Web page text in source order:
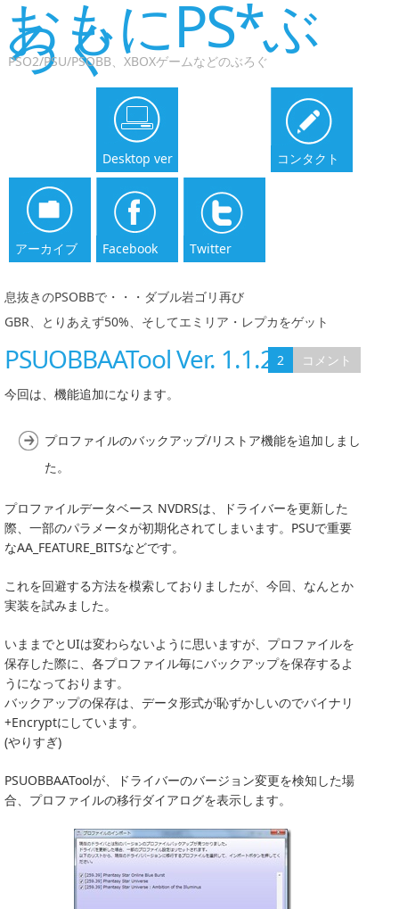
おもにPS*ぶ
ろぐ
PSO2/PSU/PSOBB、XBOXゲームなどのぶろぐ
Desktop ver コンタクト
アーカイブ Facebook Twitter
息抜きのPSOBBで・・・ダブル岩ゴリ再び
GBR、とりあえず50%、そしてエミリア・レプカをゲット
PSUOBBAATool Ver. 1.1.29
2
コメント
今回は、機能追加になります。
プロファイルのバックアップ/リストア機能を追加しまし
た。
プロファイルデータベース NVDRSは、ドライバーを更新した
際、一部のパラメータが初期化されてしまいます。PSUで重要
なAA_FEATURE_BITSなどです。
これを回避する方法を模索しておりましたが、今回、なんとか
実装を試みました。
いままでとUIは変わらないように思いますが、プロファイルを
保存した際に、各プロファイル毎にバックアップを保存するよ
うになっております。
バックアップの保存は、データ形式が恥ずかしいのでバイナリ
+Encryptにしています。
(やりすぎ)
PSUOBBAAToolが、ドライバーのバージョン変更を検知した場
合、プロファイルの移行ダイアログを表示します。